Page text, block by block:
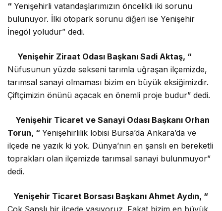
“Yenişehirli vatandaşlarımızın öncelikli iki sorunu
bulunuyor. İlki otopark sorunu diğeri ise Yenişehir
İnegöl yoludur” dedi.
Yenişehir Ziraat Odası Başkanı Sadi Aktaş, “
Nüfusunun yüzde sekseni tarımla uğraşan ilçemizde,
tarımsal sanayi olmaması bizim en büyük eksiğimizdir.
Çiftçimizin önünü açacak en önemli proje budur” dedi.
Yenişehir Ticaret ve Sanayi Odası Başkanı Orhan
Torun, “Yenişehirlilik lobisi Bursa’da Ankara’da ve
ilçede ne yazık ki yok. Dünya’nın en şanslı en bereketli
toprakları olan ilçemizde tarımsal sanayi bulunmuyor”
dedi.
Yenişehir Ticaret Borsası Başkanı Ahmet Aydın, “
Çok Şanslı bir ilçede yaşıyoruz. Fakat bizim en büyük